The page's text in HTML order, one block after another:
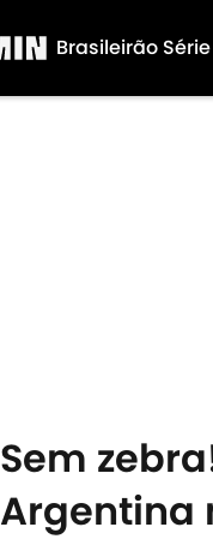
Brasileirão
Sem
Argentina